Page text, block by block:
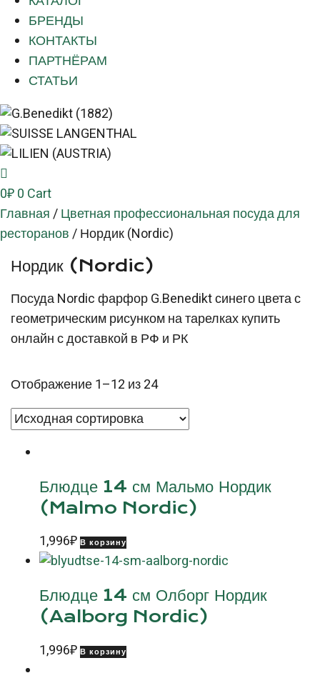
БРЕНДЫ
КОНТАКТЫ
ПАРТНЁРАМ
СТАТЬИ
0₽0 Cart
Главная/Цветная профессиональная посуда для
ресторанов/Нордик (Nordic)
Нордик (Nordic)
Посуда Nordic фарфор G.Benedikt синего цвета с
геометрическим рисунком на тарелках купить
онлайн с доставкой в РФ и РК
Отображение 1–12 из 24
Блюдце 14 см Мальмо Нордик
(Malmo Nordic)
1,996₽ В корзину
Блюдце 14 см Олборг Нордик
(Aalborg Nordic)
1,996₽ В корзину